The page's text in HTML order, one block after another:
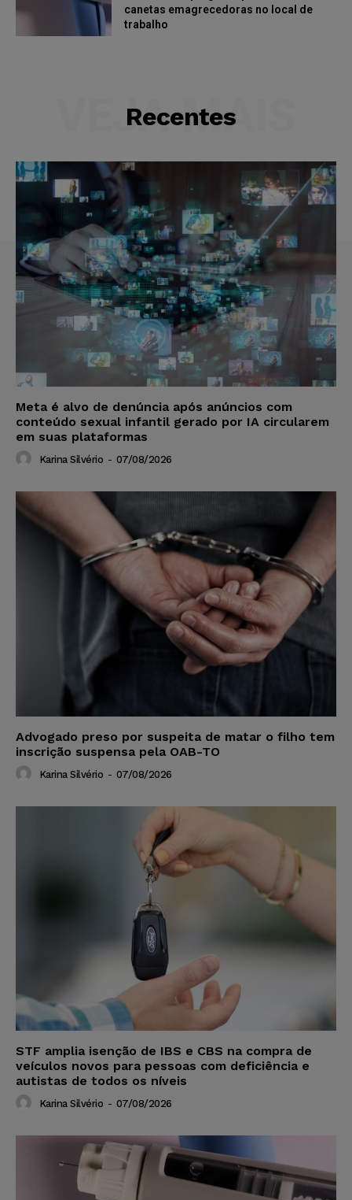
canetas emagrecedoras no local de
trabalho
Recentes
VEJA MAIS
Meta é alvo de denúncia após anúncios com
conteúdo sexual infantil gerado por IA circularem
em suas plataformas
Karina Silvério - 07/08/2026
Advogado preso por suspeita de matar o filho tem
inscrição suspensa pela OAB-TO
Karina Silvério - 07/08/2026
STF amplia isenção de IBS e CBS na compra de
veículos novos para pessoas com deficiência e
autistas de todos os níveis
Karina Silvério - 07/08/2026